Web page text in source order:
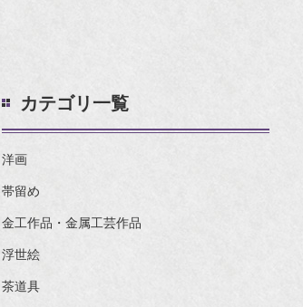
カテゴリ一覧
洋画
帯留め
金工作品・金属工芸作品
浮世絵
茶道具